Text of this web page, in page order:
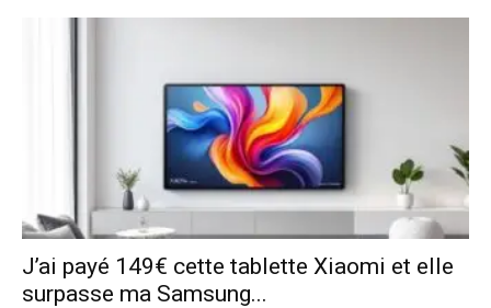
J’ai payé 149€ cette tablette Xiaomi et elle
surpasse ma Samsung...